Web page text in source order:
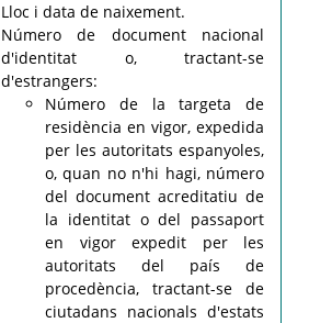
Lloc i data de naixement.
Número de document nacional
d'identitat o, tractant-se
d'estrangers:
Número de la targeta de
residència en vigor, expedida
per les autoritats espanyoles,
o, quan no n'hi hagi, número
del document acreditatiu de
la identitat o del passaport
en vigor expedit per les
autoritats del país de
procedència, tractant-se de
ciutadans nacionals d'estats